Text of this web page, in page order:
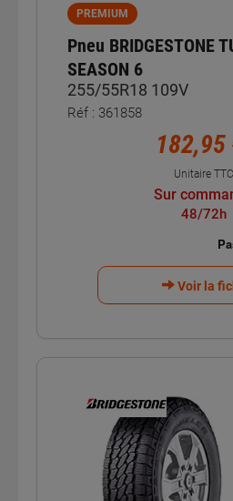
PREMIUM
Pneu BRIDGESTONE
SEASON 6
255/55R18 109V
Réf : 361858
182,95
Unitaire TTC
Sur
48/72h
Voir la